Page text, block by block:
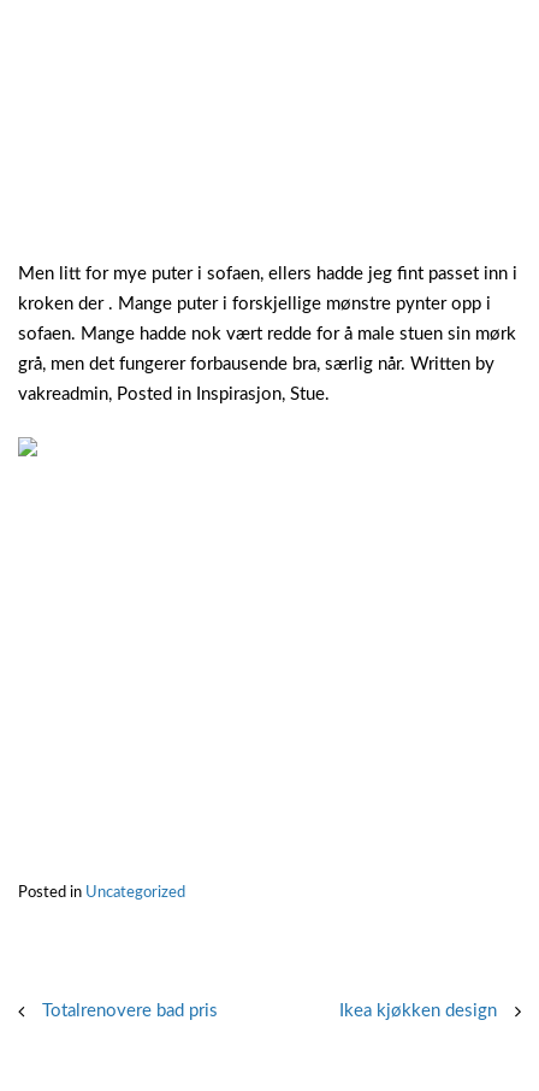
Men litt for mye puter i sofaen, ellers hadde jeg fint passet inn i
kroken der . Mange puter i forskjellige mønstre pynter opp i
sofaen. Mange hadde nok vært redde for å male stuen sin mørk
grå, men det fungerer forbausende bra, særlig når. Written by
vakreadmin, Posted in Inspirasjon, Stue.
Posted in Uncategorized
PostTotalrenovere bad pris Ikea kjøkken design